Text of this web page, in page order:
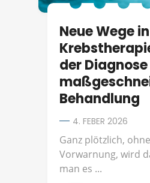
Neue Wege
der
Behandlung
4. FEBER 2026
Ganz plötzlich, ohne
Vorwarnung, wird
man es ...